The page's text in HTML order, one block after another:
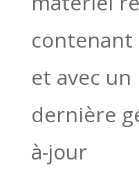
contenant
et avec
dernière
à-jour